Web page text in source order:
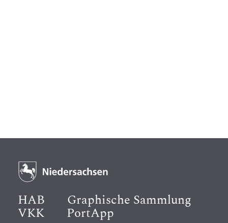
HAB Graphische Sammlung
VKK PortApp